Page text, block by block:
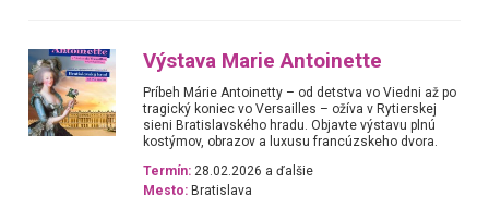
Výstava Marie Antoinette
Príbeh Márie Antoinetty – od detstva vo Viedni až po
tragický koniec vo Versailles – ožíva v Rytierskej
sieni Bratislavského hradu. Objavte výstavu plnú
kostýmov, obrazov a luxusu francúzskeho dvora.
Termín: 28.02.2026 a ďalšie
Mesto: Bratislava